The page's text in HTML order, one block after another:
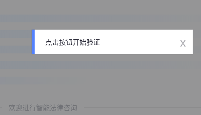
欢迎进行智能法律咨询
点击按钮开始验证 x